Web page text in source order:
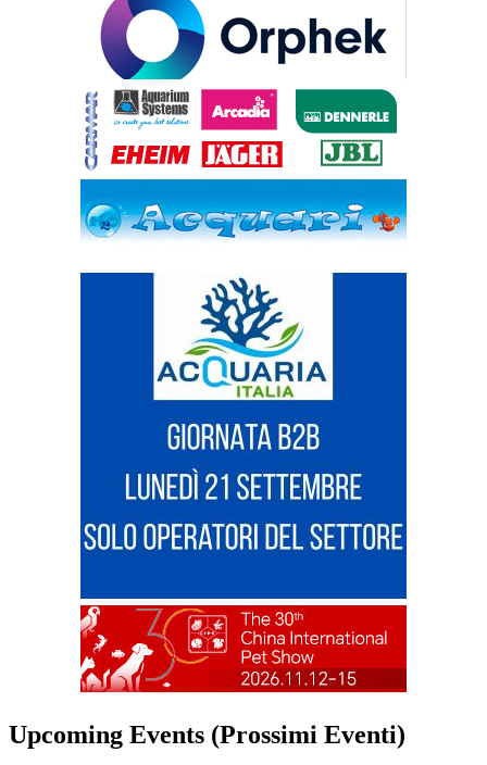
Upcoming Events (Prossimi Eventi)